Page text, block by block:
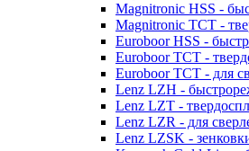
Magnitronic HSS -
Magnitronic TCT -
Euroboor HSS -
Euroboor TCT -
Euroboor TCT - для
Lenz LZH -
Lenz LZT -
Lenz LZR - для
Lenz LZSK -